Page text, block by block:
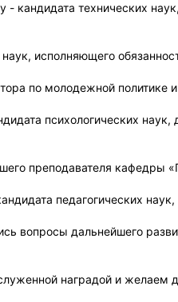
кандидата технических
исполняющего
по молодежной политике и
психологических наук,
преподавателя кафедры
педагогических
вопросы дальнейшего
наградой и желаем